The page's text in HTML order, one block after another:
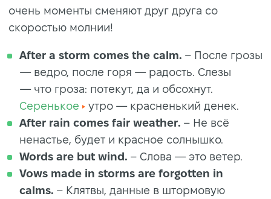
очень моменты сменяют друг друга со
скоростью молнии!
After a storm comes the calm. – После грозы
— ведро, после горя — радость. Слезы
— что гроза: потекут, да и обсохнут.
Серенькое
утро — красненький денек.
After rain comes fair weather. – Не всё
ненастье, будет и красное солнышко.
Words are but wind. – Слова — это ветер.
Vows made in storms are forgotten in
calms. – Клятвы, данные в штормовую